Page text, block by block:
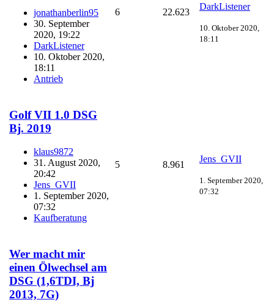
jonathanberlin95
30. September
2020, 19:22
DarkListener
10. Oktober 2020,
18:11
Antrieb
6 22.623
DarkListener
10. Oktober 2020,
18:11
Golf VII 1.0 DSG
Bj. 2019
klaus9872
31. August 2020,
20:42
Jens_GVII
1. September 2020,
07:32
Kaufberatung
5 8.961
Jens_GVII
1. September 2020,
07:32
Wer macht mir
einen Ölwechsel am
DSG (1,6TDI, Bj
2013, 7G)